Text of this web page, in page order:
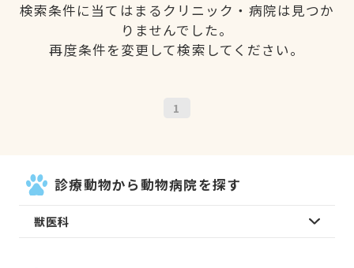
検索条件に当てはまるクリニック・病院は見つか
りませんでした。
再度条件を変更して検索してください。
1
診療動物から動物病院を探す
獣医科